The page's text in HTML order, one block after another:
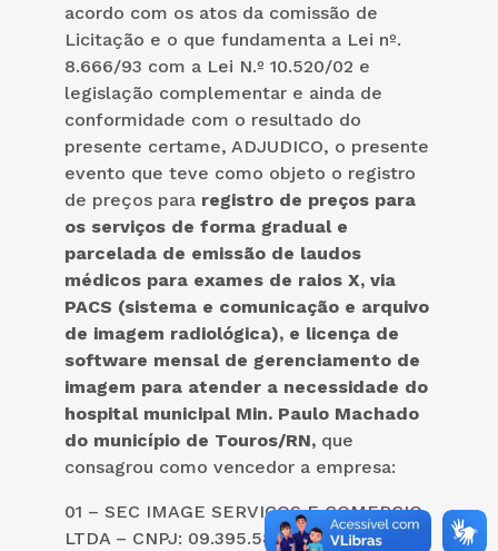
acordo com os atos da comissão de
Licitação e o que fundamenta a Lei nº.
8.666/93 com a Lei N.º 10.520/02 e
legislação complementar e ainda de
conformidade com o resultado do
presente certame, ADJUDICO, o presente
evento que teve como objeto o registro
de preços para registro de preços para
os serviços de forma gradual e
parcelada de emissão de laudos
médicos para exames de raios X, via
PACS (sistema e comunicação e arquivo
de imagem radiológica), e licença de
software mensal de gerenciamento de
imagem para atender a necessidade do
hospital municipal Min. Paulo Machado
do município de Touros/RN, que
consagrou como vencedor a empresa:
01 – SEC IMAGE SERVICOS E COMERCIO
LTDA – CNPJ: 09.395.586/0001-05.